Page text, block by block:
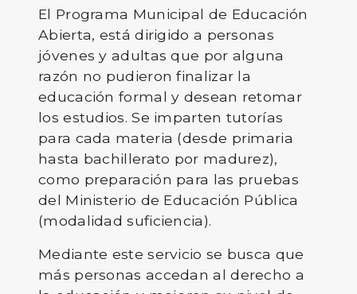
El Programa Municipal de Educación
Abierta, está dirigido a personas
jóvenes y adultas que por alguna
razón no pudieron finalizar la
educación formal y desean retomar
los estudios. Se imparten tutorías
para cada materia (desde primaria
hasta bachillerato por madurez),
como preparación para las pruebas
del Ministerio de Educación Pública
(modalidad suficiencia).
Mediante este servicio se busca que
más personas accedan al derecho a